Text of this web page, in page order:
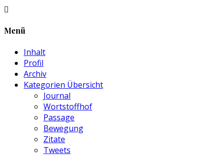
Menü
Inhalt
Profil
Archiv
Kategorien Übersicht
Journal
Wortstoffhof
Passage
Bewegung
Zitate
Tweets